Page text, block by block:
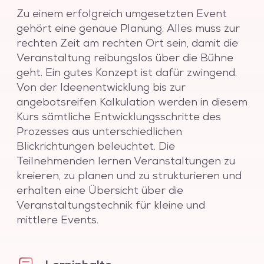
Zu einem erfolgreich umgesetzten Event
gehört eine genaue Planung. Alles muss zur
rechten Zeit am rechten Ort sein, damit die
Veranstaltung reibungslos über die Bühne
geht. Ein gutes Konzept ist dafür zwingend.
Von der Ideenentwicklung bis zur
angebotsreifen Kalkulation werden in diesem
Kurs sämtliche Entwicklungsschritte des
Prozesses aus unterschiedlichen
Blickrichtungen beleuchtet. Die
Teilnehmenden lernen Veranstaltungen zu
kreieren, zu planen und zu strukturieren und
erhalten eine Übersicht über die
Veranstaltungstechnik für kleine und
mittlere Events.